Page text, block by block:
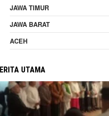
JAWA TIMUR
JAWA BARAT
ACEH
UTAMA